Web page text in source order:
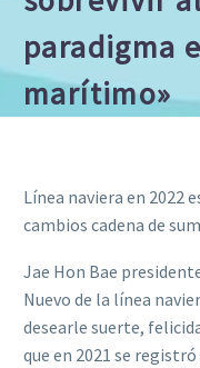
paradigma
marítimo»
Línea naviera en 2022
cambios cadena de
Jae Hon Bae
Nuevo de la línea
desearle suerte,
que en 2021 se